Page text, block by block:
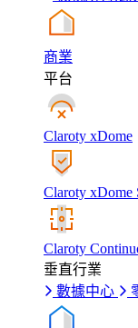
商業
平台
Claroty xDome
Claroty xDome
Claroty
垂直行業
數據中心